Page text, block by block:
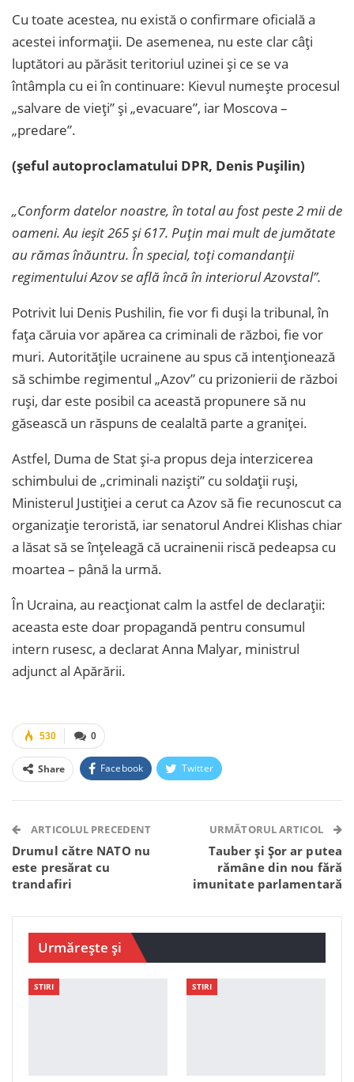
Cu toate acestea, nu există o confirmare oficială a
acestei informații. De asemenea, nu este clar câți
luptători au părăsit teritoriul uzinei și ce se va
întâmpla cu ei în continuare: Kievul numește procesul
„salvare de vieți” și „evacuare”, iar Moscova –
„predare”.
(șeful autoproclamatului DPR, Denis Pușilin)
„Conform datelor noastre, în total au fost peste 2 mii de
oameni. Au ieșit 265 și 617. Puțin mai mult de jumătate
au rămas înăuntru. În special, toți comandanții
regimentului Azov se află încă în interiorul Azovstal”.
Potrivit lui Denis Pushilin, fie vor fi duși la tribunal, în
fața căruia vor apărea ca criminali de război, fie vor
muri. Autoritățile ucrainene au spus că intenționează
să schimbe regimentul „Azov” cu prizonierii de război
ruși, dar este posibil ca această propunere să nu
găsească un răspuns de cealaltă parte a graniței.
Astfel, Duma de Stat și-a propus deja interzicerea
schimbului de „criminali naziști” cu soldații ruși,
Ministerul Justiției a cerut ca Azov să fie recunoscut ca
organizație teroristă, iar senatorul Andrei Klishas chiar
a lăsat să se înțeleagă că ucrainenii riscă pedeapsa cu
moartea – până la urmă.
În Ucraina, au reacționat calm la astfel de declarații:
aceasta este doar propagandă pentru consumul
intern rusesc, a declarat Anna Malyar, ministrul
adjunct al Apărării.
0
530
Share Facebook Twitter
Telegram WhatsApp Viber
ARTICOLUL PRECEDENT
Drumul către NATO nu
este presărat cu
trandafiri
URMĂTORUL ARTICOL
Tauber și Șor ar putea
rămâne din nou fără
imunitate parlamentară
Urmărește și
STIRI STIRI